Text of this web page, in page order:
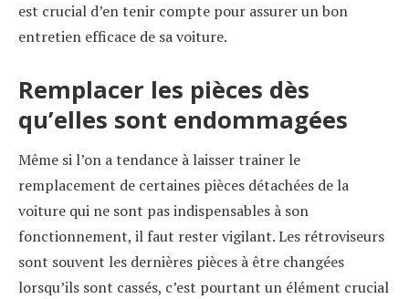
est crucial d’en tenir compte pour assurer un bon
entretien efficace de sa voiture.
Remplacer les pièces dès
qu’elles sont endommagées
Même si l’on a tendance à laisser trainer le
remplacement de certaines pièces détachées de la
voiture qui ne sont pas indispensables à son
fonctionnement, il faut rester vigilant. Les rétroviseurs
sont souvent les dernières pièces à être changées
lorsqu’ils sont cassés, c’est pourtant un élément crucial